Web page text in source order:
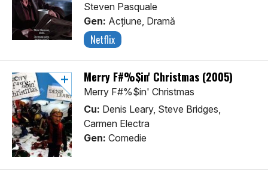
Steven Pasquale
Gen: Acţiune, Dramă
Netflix
Merry F#%$in' Christmas (2005)
Merry F#%$in' Christmas
Cu: Denis Leary, Steve Bridges,
Carmen Electra
Gen: Comedie